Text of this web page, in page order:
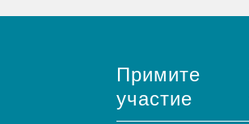
Примите
участие